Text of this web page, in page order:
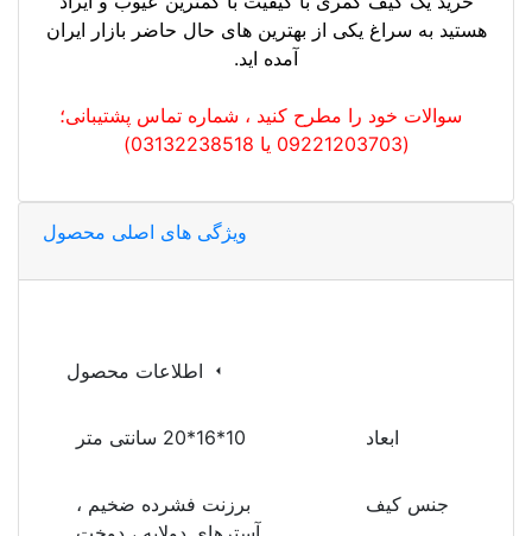
هستید به سراغ یکی از بهترین های حال حاضر بازار ایران
آمده اید.
سوالات خود را مطرح کنید ، شماره تماس پشتیبانی؛
(09221203703 یا 03132238518)
ویژگی های اصلی محصول
اطلاعات محصول
ابعاد 10*16*20 سانتی متر
جنس کیف
برزنت فشرده ضخیم ،